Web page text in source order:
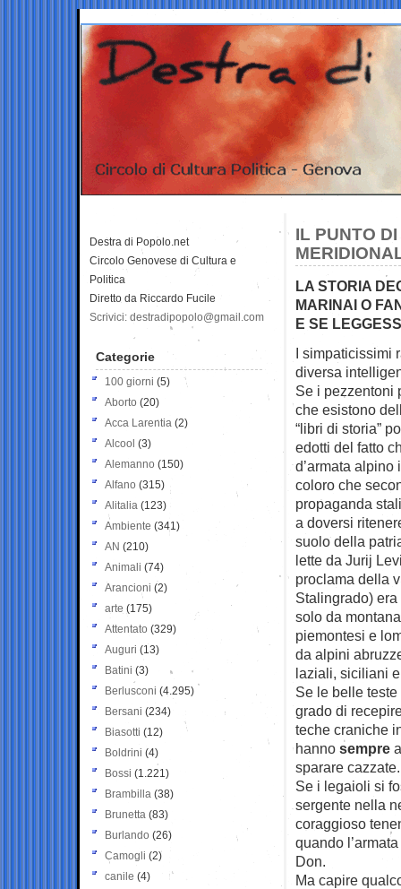
IL PUNTO
LA STORIA
MARINAI O
E SE
I simpaticissimi
diversa
Se i pezzentoni
che esistono
“libri di storia”
edotti del fatto
d’armata alpino
coloro che
propaganda
a doversi
suolo della
lette da Jurij
proclama della
Stalingrado)
solo da
piemontesi e
da alpini
laziali, siciliani
Se le belle
grado di
teche craniche
hanno sempre
sparare cazzate.
Se i legaioli si
sergente nella
coraggioso
quando
Don.
Ma capire
Destra di Popolo.net
Circolo Genovese di Cultura e
Politica
Diretto da Riccardo Fucile
Scrivici: destradipopolo@gmail.com
Categorie
100 giorni (5)
Aborto (20)
Acca Larentia (2)
Alcool (3)
Alemanno (150)
Alfano (315)
Alitalia (123)
Ambiente (341)
AN (210)
Animali (74)
Arancioni (2)
arte (175)
Attentato (329)
Auguri (13)
Batini (3)
Berlusconi (4.295)
Bersani (234)
Biasotti (12)
Boldrini (4)
Bossi (1.221)
Brambilla (38)
Brunetta (83)
Burlando (26)
Camogli (2)
canile (4)